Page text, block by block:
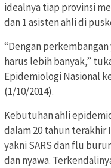
idealnya tiap provinsi
dan 1 asisten ahli di
“Dengan
harus lebih banyak,”
Epidemiologi Nasional
(1/10/2014).
Kebutuhan ahli
dalam 20 tahun terakhir
yakni SARS dan flu
dan nyawa.